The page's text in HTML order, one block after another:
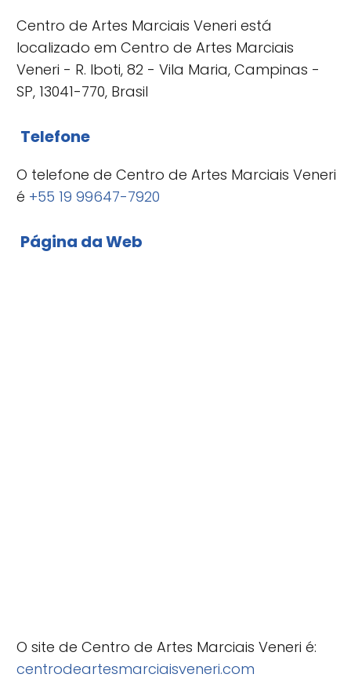
Centro de Artes Marciais Veneri está
localizado em Centro de Artes Marciais
Veneri - R. Iboti, 82 - Vila Maria, Campinas -
SP, 13041-770, Brasil
Telefone
O telefone de Centro de Artes Marciais Veneri
é +55 19 99647-7920
Página da Web
O site de Centro de Artes Marciais Veneri é:
centrodeartesmarciaisveneri.com